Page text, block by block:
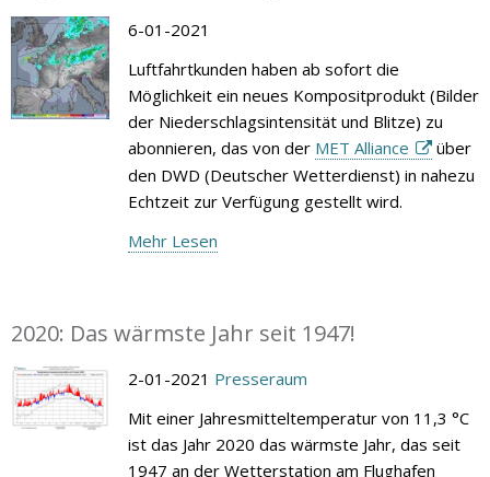
6-01-2021
Luftfahrtkunden haben ab sofort die
Möglichkeit ein neues Kompositprodukt (Bilder
der Niederschlagsintensität und Blitze) zu
abonnieren, das von der MET Alliance
über
den DWD (Deutscher Wetterdienst) in nahezu
Echtzeit zur Verfügung gestellt wird.
Mehr Lesen
2020: Das wärmste Jahr seit 1947!
2-01-2021 Presseraum
Mit einer Jahresmitteltemperatur von 11,3 °C
ist das Jahr 2020 das wärmste Jahr, das seit
1947 an der Wetterstation am Flughafen